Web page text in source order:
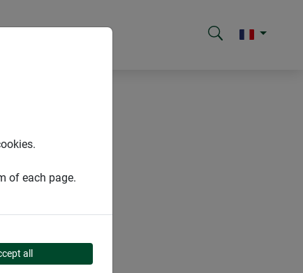
of each page.
all